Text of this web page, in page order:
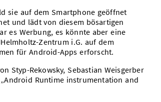
sie auf dem Smartphone geöffnet
und lädt von diesem bösartigen
es Werbung, es könnte aber eine
Zentrum i.G. auf dem
für Android-Apps erforscht.
Styp-Rekowsky, Sebastian Weisgerber
Runtime instrumentation and